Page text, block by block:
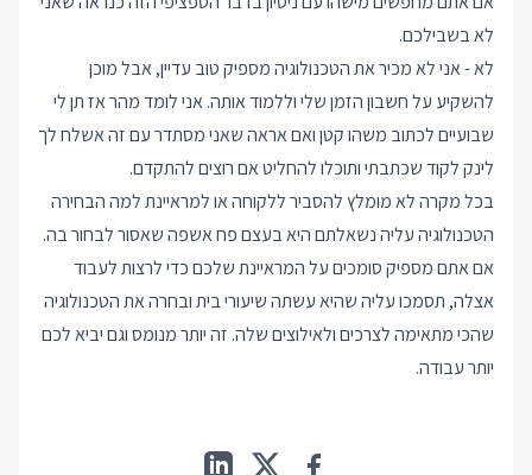
לא בשבילכם.
לא - אני לא מכיר את הטכנולוגיה מספיק טוב עדיין, אבל מוכן
להשקיע על חשבון הזמן שלי וללמוד אותה. אני לומד מהר אז תן לי
שבועיים לכתוב משהו קטן ואם אראה שאני מסתדר עם זה אשלח לך
לינק לקוד שכתבתי ותוכלו להחליט אם רוצים להתקדם.
בכל מקרה לא מומלץ להסביר ללקוחה או למראיינת למה הבחירה
הטכנולוגיה עליה נשאלתם היא בעצם פח אשפה שאסור לבחור בה.
אם אתם מספיק סומכים על המראיינת שלכם כדי לרצות לעבוד
אצלה, תסמכו עליה שהיא עשתה שיעורי בית ובחרה את הטכנולוגיה
שהכי מתאימה לצרכים ולאילוצים שלה. זה יותר מנומס וגם יביא לכם
יותר עבודה.